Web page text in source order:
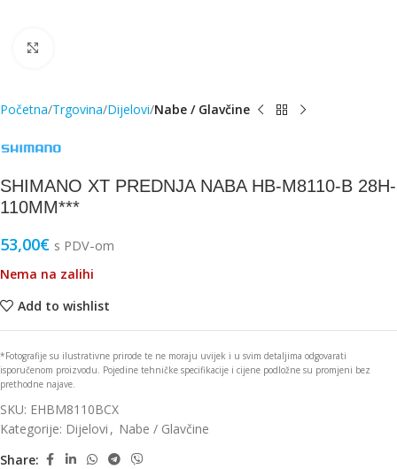
Početna Trgovina Dijelovi Nabe / Glavčine
SHIMANO XT PREDNJA NABA HB-M8110-B 28H-
110MM***
53,00€ s PDV-om
Nema na zalihi
Add to wishlist
*Fotografije su ilustrativne prirode te ne moraju uvijek i u svim detaljima odgovarati
isporučenom proizvodu. Pojedine tehničke specifikacije i cijene podložne su promjeni bez
prethodne najave.
SKU: EHBM8110BCX
Kategorije: Dijelovi , Nabe / Glavčine
Share: